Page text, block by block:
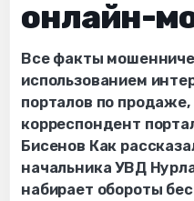
онлайн-
Все факты
использованием
порталов по
корреспондент
Бисенов Как
начальника УВД
набирает обороты